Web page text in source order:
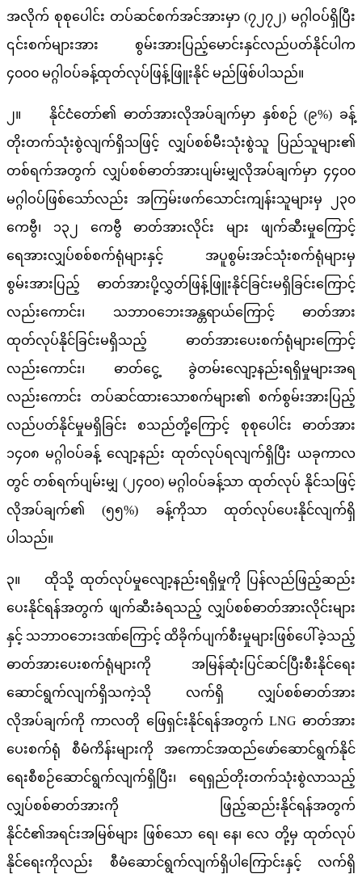
အလိုက် စုစုပေါင်း တပ်ဆင်စက်အင်အားမှာ (၇၂၇၂) မဂ္ဂါဝပ်ရှိပြီး
၎င်းစက်များအား စွမ်းအားပြည့်မောင်းနှင်လည်ပတ်နိုင်ပါက
၄၀၀၀ မဂ္ဂါဝပ်ခန့်ထုတ်လုပ်ဖြန့်ဖြူးနိုင် မည်ဖြစ်ပါသည်။
၂။ နိုင်ငံတော်၏ ဓာတ်အားလိုအပ်ချက်မှာ နှစ်စဉ် (၉%) ခန့်
တိုးတက်သုံးစွဲလျက်ရှိသဖြင့် လျှပ်စစ်မီးသုံးစွဲသူ ပြည်သူများ၏
တစ်ရက်အတွက် လျှပ်စစ်ဓာတ်အားပျမ်းမျှလိုအပ်ချက်မှာ ၄၄၀၀
မဂ္ဂါဝပ်ဖြစ်သော်လည်း အကြမ်းဖက်သောင်းကျန်းသူများမှ ၂၃၀
ကေဗွီ၊ ၁၃၂ ကေဗွီ ဓာတ်အားလိုင်း များ ဖျက်ဆီးမှုကြောင့်
ရေအားလျှပ်စစ်စက်ရုံများနှင့် အပူစွမ်းအင်သုံးစက်ရုံများမှ
စွမ်းအားပြည့် ဓာတ်အားပို့လွှတ်ဖြန့်ဖြူးနိုင်ခြင်းမရှိခြင်းကြောင့်
လည်းကောင်း၊ သဘာဝဘေးအန္တရာယ်ကြောင့် ဓာတ်အား
ထုတ်လုပ်နိုင်ခြင်းမရှိသည့် ဓာတ်အားပေးစက်ရုံများကြောင့်
လည်းကောင်း၊ ဓာတ်ငွေ့ ခွဲတမ်းလျော့နည်းရရှိမှုများအရ
လည်းကောင်း တပ်ဆင်ထားသောစက်များ၏ စက်စွမ်းအားပြည့်
လည်ပတ်နိုင်မှုမရှိခြင်း စသည်တို့ကြောင့် စုစုပေါင်း ဓာတ်အား
၁၄၀၈ မဂ္ဂါဝပ်ခန့် လျော့နည်း ထုတ်လုပ်ရလျက်ရှိပြီး ယခုကာလ
တွင် တစ်ရက်ပျမ်းမျှ (၂၄၀၀) မဂ္ဂါဝပ်ခန့်သာ ထုတ်လုပ် နိုင်သဖြင့်
လိုအပ်ချက်၏ (၅၅%) ခန့်ကိုသာ ထုတ်လုပ်ပေးနိုင်လျက်ရှိ
ပါသည်။
၃။ ထိုသို့ ထုတ်လုပ်မှုလျော့နည်းရရှိမှုကို ပြန်လည်ဖြည့်ဆည်း
ပေးနိုင်ရန်အတွက် ဖျက်ဆီးခံရသည့် လျှပ်စစ်ဓာတ်အားလိုင်းများ
နှင့် သဘာဝဘေးဒဏ်ကြောင့် ထိခိုက်ပျက်စီးမှုများဖြစ်ပေါ်ခဲ့သည့်
ဓာတ်အားပေးစက်ရုံများကို အမြန်ဆုံးပြင်ဆင်ပြီးစီးနိုင်ရေး
ဆောင်ရွက်လျက်ရှိသကဲ့သို လက်ရှိ လျှပ်စစ်ဓာတ်အား
လိုအပ်ချက်ကို ကာလတို ဖြေရှင်းနိုင်ရန်အတွက် LNG ဓာတ်အား
ပေးစက်ရုံ စီမံကိန်းများကို အကောင်အထည်ဖော်ဆောင်ရွက်နိုင်
ရေးစီစဉ်ဆောင်ရွက်လျက်ရှိပြီး၊ ရေရှည်တိုးတက်သုံးစွဲလာသည့်
လျှပ်စစ်ဓာတ်အားကို ဖြည့်ဆည်းနိုင်ရန်အတွက်
နိုင်ငံ၏အရင်းအမြစ်များ ဖြစ်သော ရေ၊ နေ၊ လေ တို့မှ ထုတ်လုပ်
နိုင်ရေးကိုလည်း စီမံဆောင်ရွက်လျက်ရှိပါကြောင်းနှင့် လက်ရှိ